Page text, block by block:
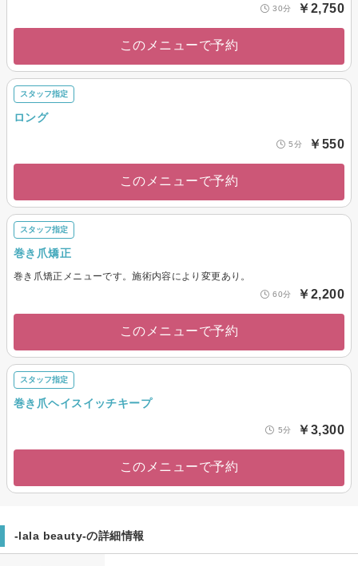
30分 ￥2,750
このメニューで予約
スタッフ指定
ロング
5分 ￥550
このメニューで予約
スタッフ指定
巻き爪矯正
巻き爪矯正メニューです。施術内容により変更あり。
60分 ￥2,200
このメニューで予約
スタッフ指定
巻き爪ヘイスイッチキープ
5分 ￥3,300
このメニューで予約
-lala beauty-の詳細情報